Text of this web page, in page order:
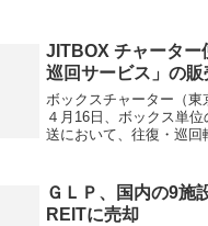
JITBOX チャーター
巡回サービス」の販
ボックスチャーター（東
４月16日、ボックス単
送において、往復・巡回
ス」の販売を４月から開
た。また、7 月...
ＧＬＰ、国内の9施
REITに売却